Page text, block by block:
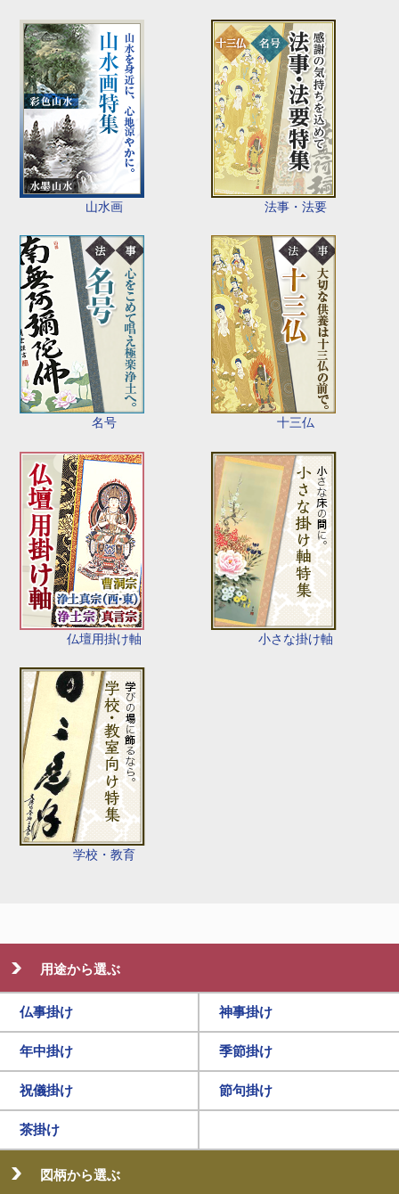
山水画 法事・法要
名号 十三仏
仏壇用掛け軸 小さな掛け軸
学校・教育
用途から選ぶ
仏事掛け 神事掛け
年中掛け 季節掛け
祝儀掛け 節句掛け
茶掛け
図柄から選ぶ